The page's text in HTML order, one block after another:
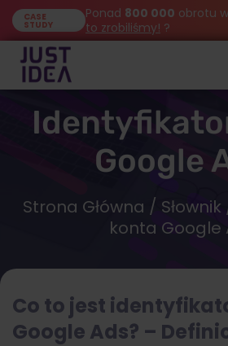
CASE
STUDY
Ponad 800 000 obrotu
to zrobiliśmy! ?
Google
Strona Główna / Słownik
konta Google
Co to jest
Google Ads? –